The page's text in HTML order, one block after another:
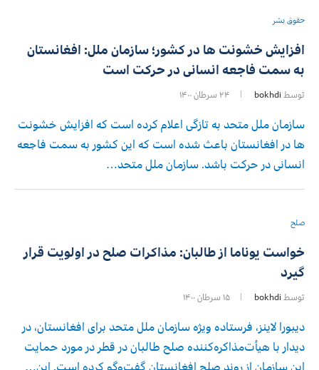
حقوق بشر
افزایش خشونت ها در کشور؛ سازمان ملل: افغانستان
به سمت فاجعه انسانی در حرکت است
توسط bokhdi ۲۴ سرطان ۱۴۰۰
سازمان ملل متحد به تازگی اعلام کرده است که افزایش خشونت
ها در افغانستان باعث شده است که این کشور به سمت فاجعه
انسانی در حرکت باشد. سازمان ملل متحد…
صلح
خواست یوناما از طالبان: مذاکرات صلح در اولویت قرار
گیرد
توسط bokhdi ۱۵ سرطان ۱۴۰۰
دیبورا لاینز، فرستاده ویژه سازمان ملل متحد برای افغانستان، در
دیدار با هیأت‌مذاکره‌کننده صلح طالبان در قطر در مورد حمایت